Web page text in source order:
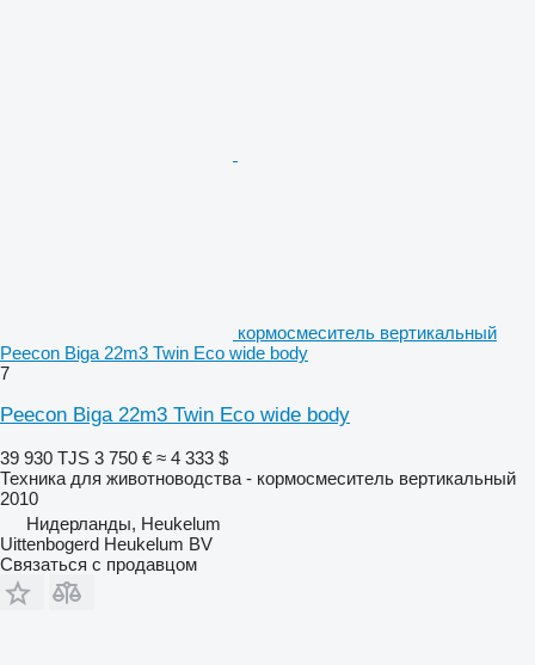
кормосмеситель вертикальный
Peecon Biga 22m3 Twin Eco wide body
7
Peecon Biga 22m3 Twin Eco wide body
39 930 TJS 3 750 € ≈ 4 333 $
Техника для животноводства - кормосмеситель вертикальный
2010
Нидерланды, Heukelum
Uittenbogerd Heukelum BV
Связаться с продавцом